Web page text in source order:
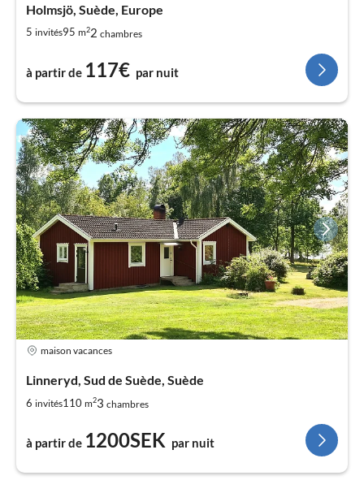
Holmsjö, Suède, Europe
5 invités95 m22 chambres
à partir de 117€ par nuit
maison vacances
Linneryd, Sud de Suède, Suède
6 invités110 m23 chambres
à partir de 1200SEK par nuit